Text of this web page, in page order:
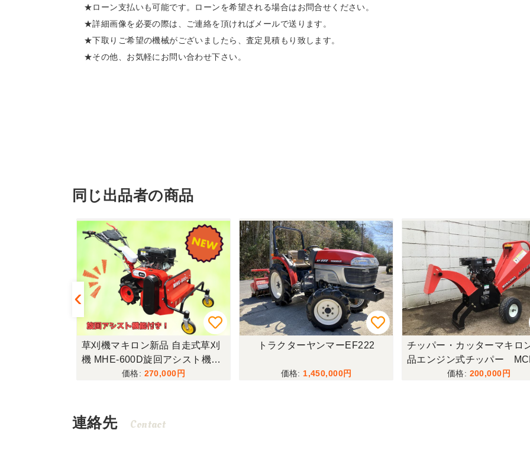
★ローン支払いも可能です。ローンを希望される場合はお問合せください。
★詳細画像を必要の際は、ご連絡を頂ければメールで送ります。
★下取りご希望の機械がございましたら、査定見積もり致します。
★その他、お気軽にお問い合わせ下さい。
同じ出品者の商品
草刈機マキロン新品 自走式草刈
機 MHE-600D旋回アシスト機能
270,000
トラクターヤンマーEF222
1,450,000
チッパー・カッターマキロ
品エンジン式チッパー
200,000
連絡先 Contact